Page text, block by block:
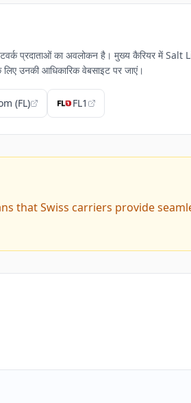
प्रदाताओं का अवलोकन है। मुख्य कैरियर में
उनकी आधिकारिक वेबसाइट पर जाएं।
(FL) FL1
that Swiss carriers provide